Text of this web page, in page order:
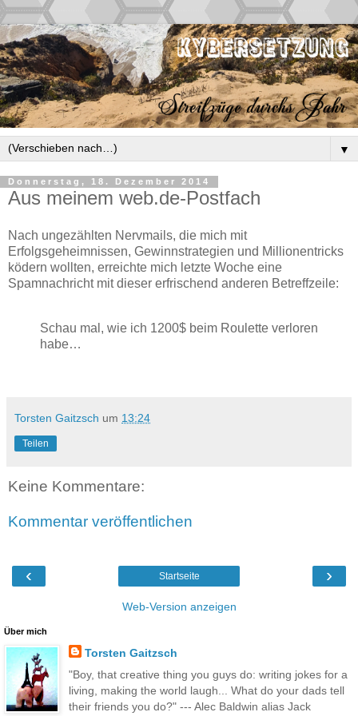
▼
Donnerstag, 18. Dezember 2014
Aus meinem web.de-Postfach
Nach ungezählten Nervmails, die mich mit
Erfolgsgeheimnissen, Gewinnstrategien und Millionentricks
ködern wollten, erreichte mich letzte Woche eine
Spamnachricht mit dieser erfrischend anderen Betreffzeile:
Schau mal, wie ich 1200$ beim Roulette verloren
habe…
Torsten Gaitzsch um 13:24
Teilen
Keine Kommentare:
Kommentar veröffentlichen
‹ ›
Startseite
Web-Version anzeigen
Über mich
Torsten Gaitzsch
"Boy, that creative thing you guys do: writing jokes for a
living, making the world laugh... What do your dads tell
their friends you do?" --- Alec Baldwin alias Jack